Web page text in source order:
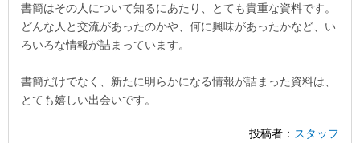
書簡はその人について知るにあたり、とても貴重な資料です。
どんな人と交流があったのかや、何に興味があったかなど、い
ろいろな情報が詰まっています。
書簡だけでなく、新たに明らかになる情報が詰まった資料は、
とても嬉しい出会いです。
投稿者： スタッフ